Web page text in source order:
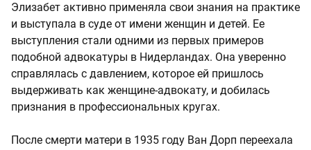
Элизабет активно применяла свои знания на практике
и выступала в суде от имени женщин и детей. Ее
выступления стали одними из первых примеров
подобной адвокатуры в Нидерландах. Она уверенно
справлялась с давлением, которое ей пришлось
выдерживать как женщине-адвокату, и добилась
признания в профессиональных кругах.
После смерти матери в 1935 году Ван Дорп переехала